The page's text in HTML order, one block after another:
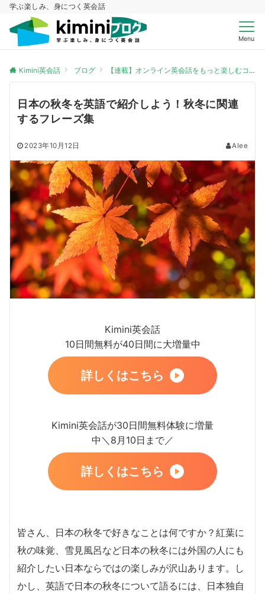
学ぶ楽しみ、身につく英会話
Menu
Kimini英会話 ブログ 【連載】オンライン英会話をもっと楽しむコツ
日本の秋冬を英語で紹介しよう！秋冬に関連
するフレーズ集
2023年10月12日 Alee
Kimini英会話
10日間無料が40日間に大増量中
詳しくはこちら
Kimini英会話が30日間無料体験に増量
中＼8月10日まで／
詳しくはこちら
皆さん、日本の秋冬で好きなことは何ですか？紅葉に
秋の味覚、雪見風呂など日本の秋冬には外国の人にも
紹介したい日本ならではの楽しみが沢山あります。し
かし、英語で日本の秋冬について語るには、日本独自